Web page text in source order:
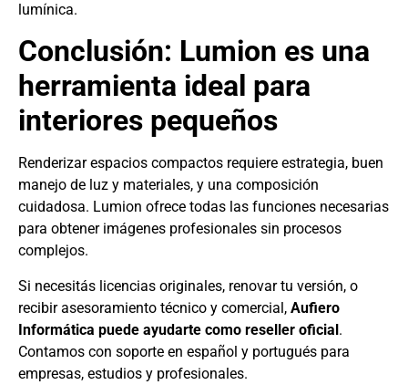
lumínica.
Conclusión: Lumion es una
herramienta ideal para
interiores pequeños
Renderizar espacios compactos requiere estrategia, buen
manejo de luz y materiales, y una composición
cuidadosa. Lumion ofrece todas las funciones necesarias
para obtener imágenes profesionales sin procesos
complejos.
Si necesitás licencias originales, renovar tu versión, o
recibir asesoramiento técnico y comercial, Aufiero
Informática puede ayudarte como reseller oficial.
Contamos con soporte en español y portugués para
empresas, estudios y profesionales.